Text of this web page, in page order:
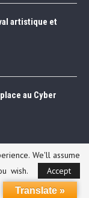
artistique et
au Cyber
We'll assume
wish.
Accept
Translate »